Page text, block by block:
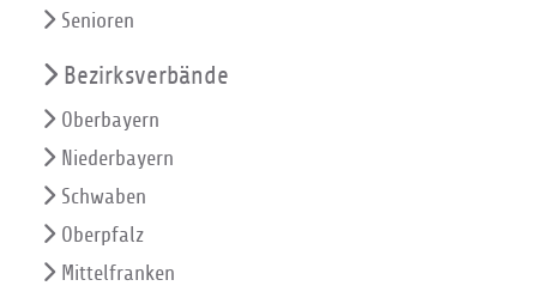
Senioren
Bezirksverbände
Oberbayern
Niederbayern
Schwaben
Oberpfalz
Mittelfranken